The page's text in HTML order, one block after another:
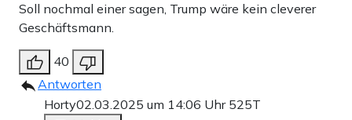
Soll nochmal einer sagen, Trump wäre kein cleverer
Geschäftsmann.
40
Antworten
Horty02.03.2025 um 14:06 Uhr 525T